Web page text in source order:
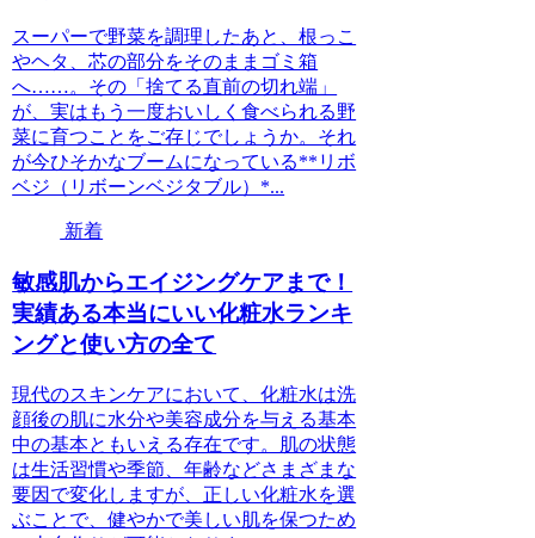
スーパーで野菜を調理したあと、根っこ
やヘタ、芯の部分をそのままゴミ箱
へ……。その「捨てる直前の切れ端」
が、実はもう一度おいしく食べられる野
菜に育つことをご存じでしょうか。それ
が今ひそかなブームになっている**リボ
ベジ（リボーンベジタブル）*...
新着
敏感肌からエイジングケアまで！
実績ある本当にいい化粧水ランキ
ングと使い方の全て
現代のスキンケアにおいて、化粧水は洗
顔後の肌に水分や美容成分を与える基本
中の基本ともいえる存在です。肌の状態
は生活習慣や季節、年齢などさまざまな
要因で変化しますが、正しい化粧水を選
ぶことで、健やかで美しい肌を保つため